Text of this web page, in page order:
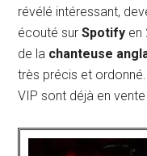
révélé intéressant,
écouté surSpotify en
de la chanteuse
très précis et
VIP sont déjà en